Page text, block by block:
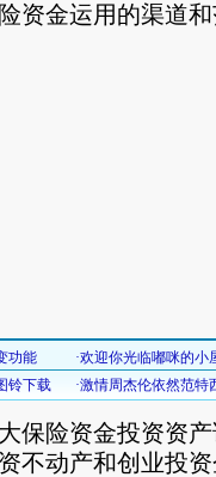
资金运用的渠道
保险资金投资资
不动产和创业投